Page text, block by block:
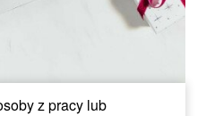
z pracy lub